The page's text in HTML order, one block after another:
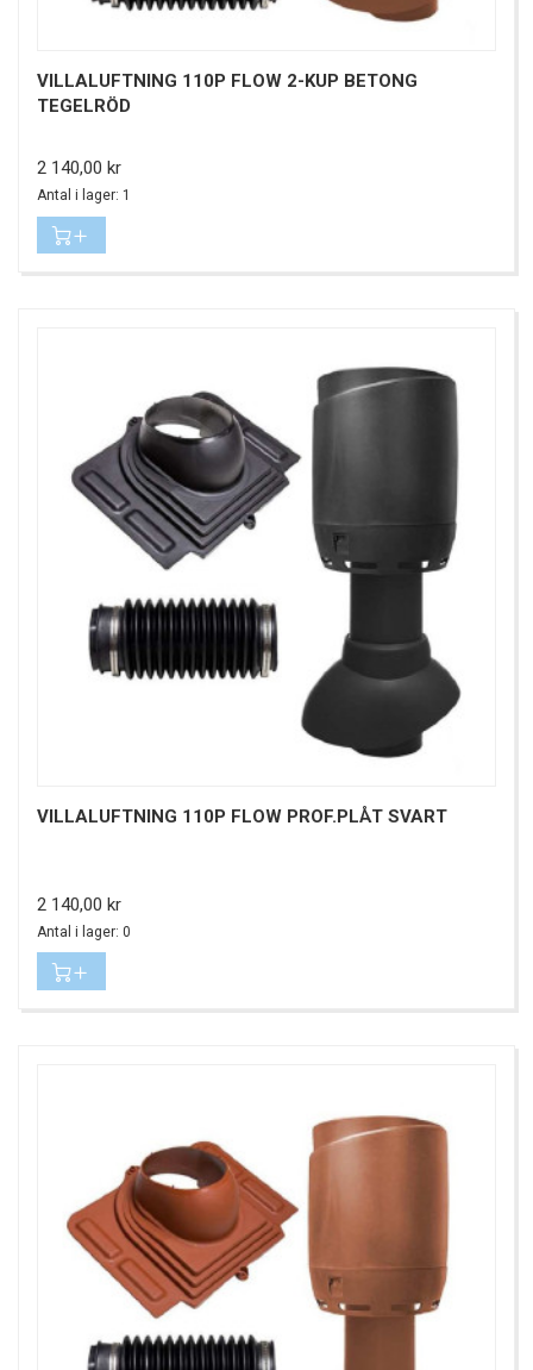
VILLALUFTNING 110P FLOW 2-KUP BETONG
TEGELRÖD
Pris
2 140,00 kr
Antal i lager: 1
VILLALUFTNING 110P FLOW PROF.PLÅT SVART
Pris
2 140,00 kr
Antal i lager: 0